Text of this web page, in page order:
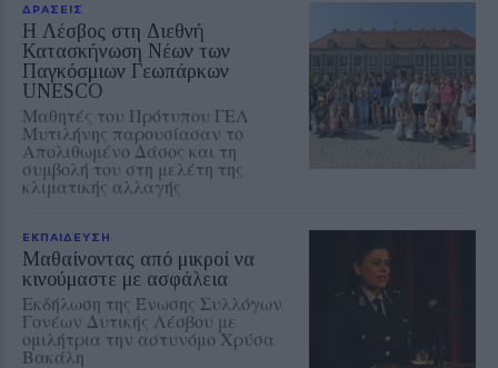
ΔΡΑΣΕΙΣ
Η Λέσβος στη Διεθνή
Κατασκήνωση Νέων των
Παγκόσμιων Γεωπάρκων
UNESCO
Μαθητές του Πρότυπου ΓΕΛ
Μυτιλήνης παρουσίασαν το
Απολιθωμένο Δάσος και τη
συμβολή του στη μελέτη της
κλιματικής αλλαγής
ΕΚΠΑΙΔΕΥΣΗ
Μαθαίνοντας από μικροί να
κινούμαστε με ασφάλεια
Εκδήλωση της Ένωσης Συλλόγων
Γονέων Δυτικής Λέσβου με
ομιλήτρια την αστυνόμο Χρύσα
Βακάλη